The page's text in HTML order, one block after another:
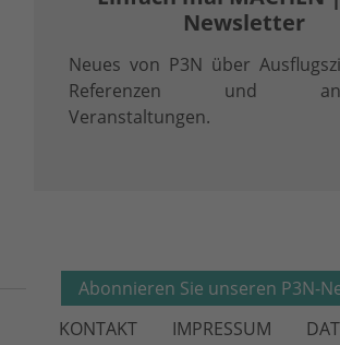
Newsletter
Neues von P3N über
Referenzen und
Veranstaltungen.
Abonnieren Sie unseren P3N-
KONTAKT
IMPRESSUM